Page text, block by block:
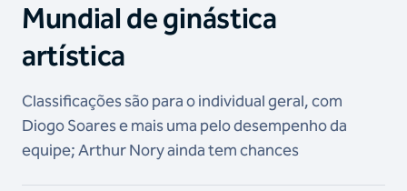
Mundial de ginástica
artística
Classificações são para o individual geral, com
Diogo Soares e mais uma pelo desempenho da
equipe; Arthur Nory ainda tem chances